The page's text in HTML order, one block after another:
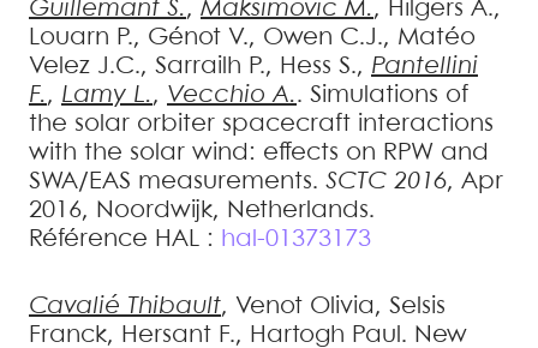
Guillemant S., Maksimovic M., Hilgers A.,
Louarn P., Génot V., Owen C.J., Matéo
Velez J.C., Sarrailh P., Hess S., Pantellini
F., Lamy L., Vecchio A.. Simulations of
the solar orbiter spacecraft interactions
with the solar wind: effects on RPW and
SWA/EAS measurements. SCTC 2016, Apr
2016, Noordwijk, Netherlands.
Référence HAL : hal-01373173
Cavalié Thibault, Venot Olivia, Selsis
Franck, Hersant F., Hartogh Paul . New